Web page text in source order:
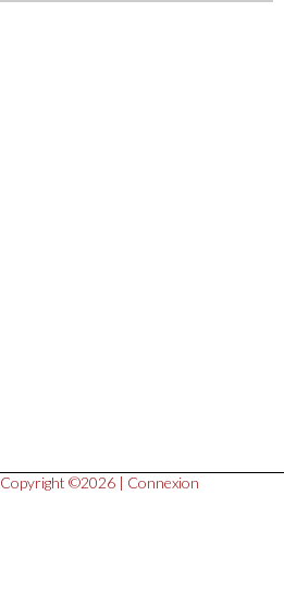
Copyright ©2026 | Connexion